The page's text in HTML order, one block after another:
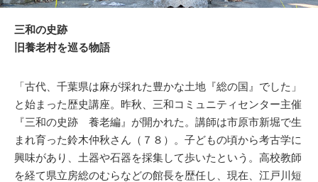
三和の史跡
旧養老村を巡る物語
「古代、千葉県は麻が採れた豊かな土地『総の国』でした」
と始まった歴史講座。昨秋、三和コミュニティセンター主催
『三和の史跡 養老編』が開かれた。講師は市原市新堀で生
まれ育った鈴木仲秋さん（７８）。子どもの頃から考古学に
興味があり、土器や石器を採集して歩いたという。高校教師
を経て県立房総のむらなどの館長を歴任し、現在、江戸川短